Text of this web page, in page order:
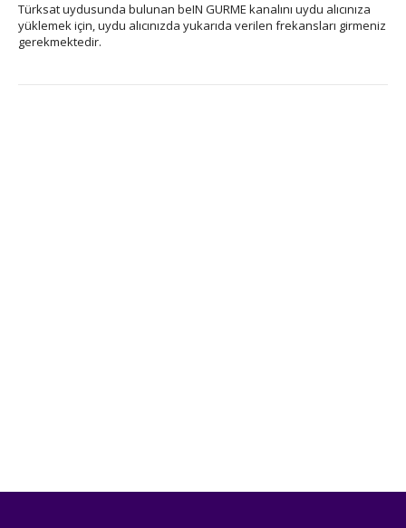
Türksat uydusunda bulunan beIN GURME kanalını uydu alıcınıza
yüklemek için, uydu alıcınızda yukarıda verilen frekansları girmeniz
gerekmektedir.